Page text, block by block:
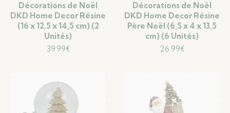
Décorations de Noël
DKD Home Decor Résine
(16 x 12,5 x 14,5 cm) (2
Unités)
39.99€
Décorations de Noël
DKD Home Decor Résine
Père Noël (6,5 x 4 x 13,5
cm) (6 Unités)
26.99€